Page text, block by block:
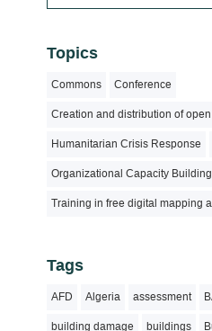
Topics
Commons Conference
Creation and distribution of
Humanitarian Crisis Response
Organizational Capacity Building
Training in free digital mapping
Tags
AFD Algeria assessment
building damage buildings